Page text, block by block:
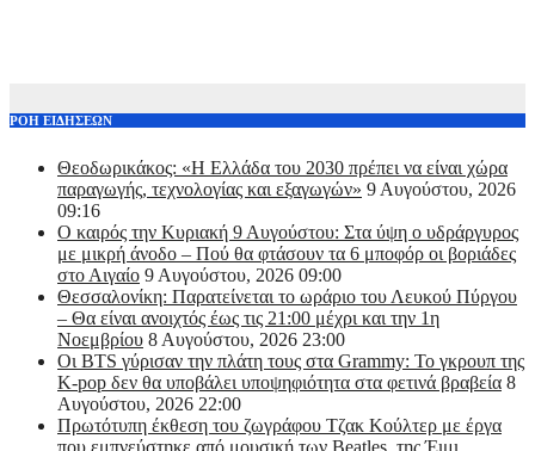
ΡΟΗ ΕΙΔΗΣΕΩΝ
Θεοδωρικάκος: «Η Ελλάδα του 2030 πρέπει να είναι χώρα
παραγωγής, τεχνολογίας και εξαγωγών» 9 Αυγούστου, 2026
09:16
Ο καιρός την Κυριακή 9 Αυγούστου: Στα ύψη ο υδράργυρος
με μικρή άνοδο – Πού θα φτάσουν τα 6 μποφόρ οι βοριάδες
στο Αιγαίο 9 Αυγούστου, 2026 09:00
Θεσσαλονίκη: Παρατείνεται το ωράριο του Λευκού Πύργου
– Θα είναι ανοιχτός έως τις 21:00 μέχρι και την 1η
Νοεμβρίου 8 Αυγούστου, 2026 23:00
Οι BTS γύρισαν την πλάτη τους στα Grammy: Το γκρουπ της
K-pop δεν θα υποβάλει υποψηφιότητα στα φετινά βραβεία 8
Αυγούστου, 2026 22:00
Πρωτότυπη έκθεση του ζωγράφου Τζακ Κούλτερ με έργα
που εμπνεύστηκε από μουσική των Beatles, της Έιμι